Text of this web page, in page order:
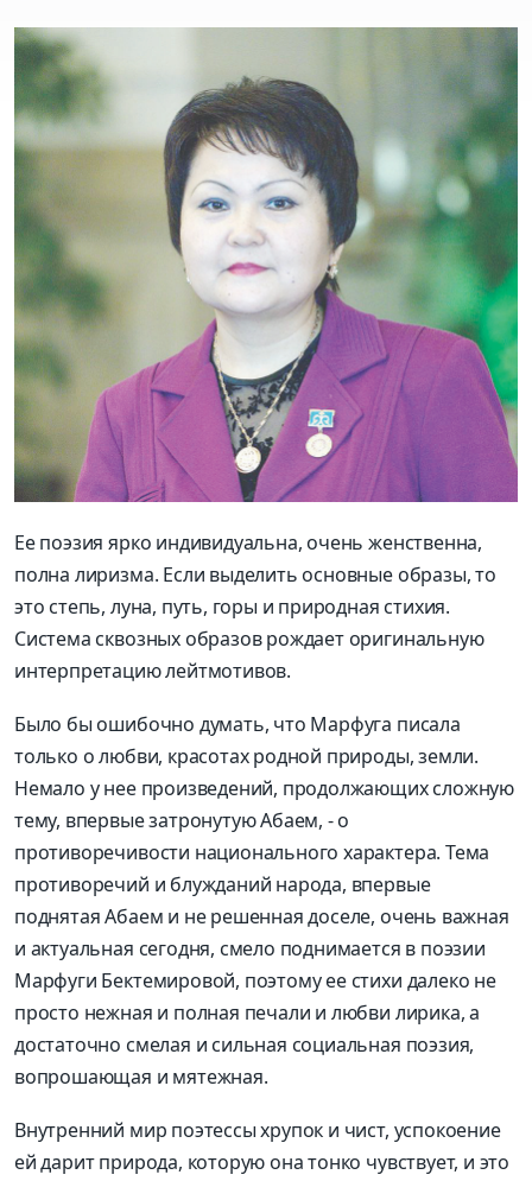
Ее поэзия ярко индивидуальна, очень женственна,
полна лиризма. Если выделить основные образы, то
это степь, луна, путь, горы и природная стихия.
Система сквозных образов рождает оригинальную
интерпретацию лейтмотивов.
Было бы ошибочно думать, что Марфуга писала
только о любви, красотах родной природы, земли.
Немало у нее произведений, продолжающих сложную
тему, впервые затронутую Абаем, - о
противоречивости национального характера. Тема
противоречий и блужданий народа, впервые
поднятая Абаем и не решенная доселе, очень важная
и актуальная сегодня, смело поднимается в поэзии
Марфуги Бектемировой, поэтому ее стихи далеко не
просто нежная и полная печали и любви лирика, а
достаточно смелая и сильная социальная поэзия,
вопрошающая и мятежная.
Внутренний мир поэтессы хрупок и чист, успокоение
ей дарит природа, которую она тонко чувствует, и это